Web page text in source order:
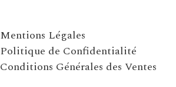
Mentions Légales
Politique de Confidentialité
Conditions Générales des Ventes